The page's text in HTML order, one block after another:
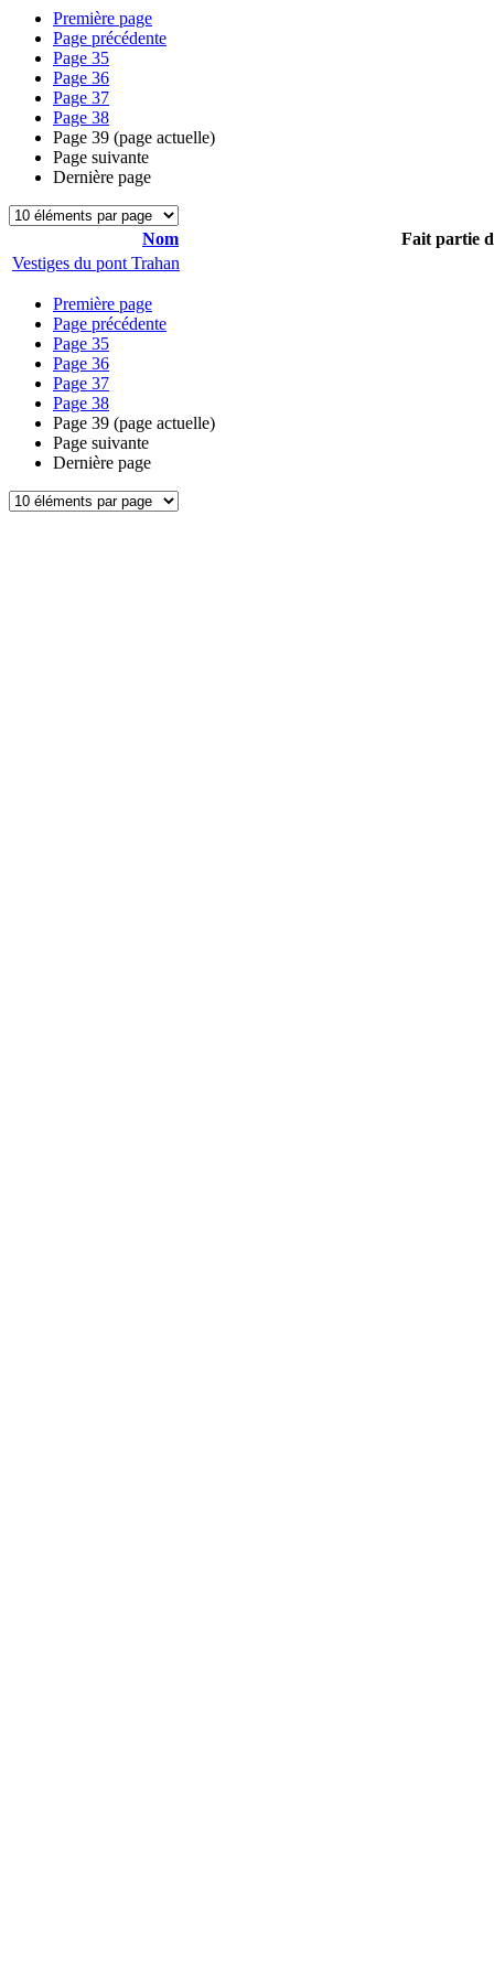
Première page
Page précédente
Page 35
Page 36
Page 37
Page 38
Page 39 (page actuelle)
Page suivante
Dernière page
Nom
Fait partie
Vestiges du pont Trahan
Première page
Page précédente
Page 35
Page 36
Page 37
Page 38
Page 39 (page actuelle)
Page suivante
Dernière page